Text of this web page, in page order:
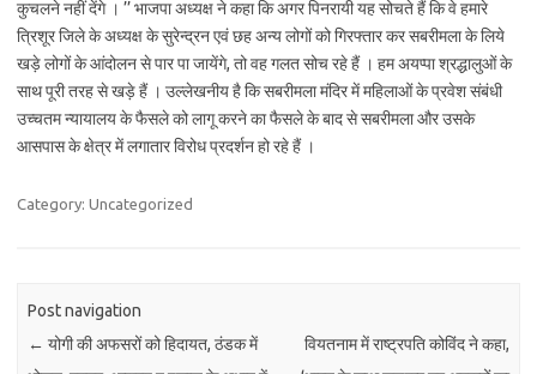
कुचलने नहीं देंगे । ’’ भाजपा अध्यक्ष ने कहा कि अगर पिनरायी यह सोचते हैं कि वे हमारे
त्रिशूर जिले के अध्यक्ष के सुरेन्द्रन एवं छह अन्य लोगों को गिरफ्तार कर सबरीमला के लिये
खड़े लोगों के आंदोलन से पार पा जायेंगे, तो वह गलत सोच रहे हैं । हम अयप्पा श्रद्धालुओं के
साथ पूरी तरह से खड़े हैं । उल्लेखनीय है कि सबरीमला मंदिर में महिलाओं के प्रवेश संबंधी
उच्चतम न्यायालय के फैसले को लागू करने का फैसले के बाद से सबरीमला और उसके
आसपास के क्षेत्र में लगातार विरोध प्रदर्शन हो रहे हैं ।
Category: Uncategorized
Post navigation
← योगी की अफसरों को हिदायत, ठंडक में
वियतनाम में राष्ट्रपति कोविंद ने कहा,